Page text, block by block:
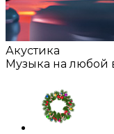
Акустика
Музыка на любой